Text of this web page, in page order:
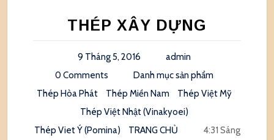
THÉP XÂY DỰNG
9 Tháng 5, 2016
admin
0 Comments
Danh mục sản phẩm
Thép Hòa Phát
Thép Miền Nam
Thép Việt Mỹ
Thép Việt Nhật (Vinakyoei)
Thép Viet Ý (Pomina)
TRANG CHỦ 4:31 Sáng